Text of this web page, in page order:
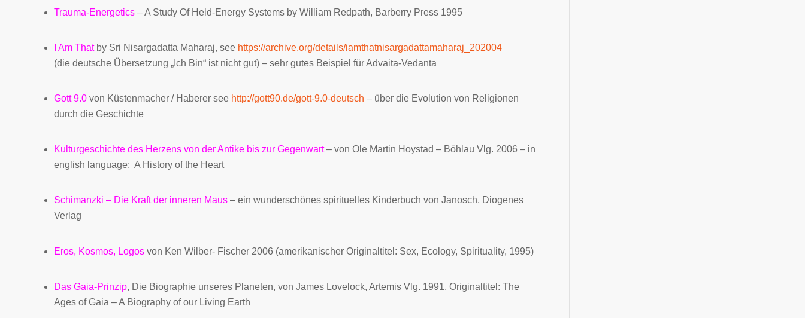
Trauma-Energetics – A Study Of Held-Energy Systems by William Redpath, Barberry Press 1995
I Am Thatby Sri Nisargadatta Maharaj, see https://archive.org/details/iamthatnisargadattamaharaj_202004
(die deutsche Übersetzung „Ich Bin“ ist nicht gut) – sehr gutes Beispiel für Advaita-Vedanta
Gott 9.0 von Küstenmacher / Haberer see http://gott90.de/gott-9.0-deutsch – über die Evolution von Religionen
durch die Geschichte
Kulturgeschichte des Herzens von der Antike bis zur Gegenwart– von Ole Martin Hoystad – Böhlau Vlg. 2006 – in
english language: A History of the Heart
Schimanzki – Die Kraft der inneren Maus – ein wunderschönes spirituelles Kinderbuch von Janosch, Diogenes
Verlag
Eros, Kosmos, Logos von Ken Wilber- Fischer 2006 (amerikanischer Originaltitel: Sex, Ecology, Spirituality, 1995)
Das Gaia-Prinzip, Die Biographie unseres Planeten, von James Lovelock, Artemis Vlg. 1991, Originaltitel: The
Ages of Gaia – A Biography of our Living Earth